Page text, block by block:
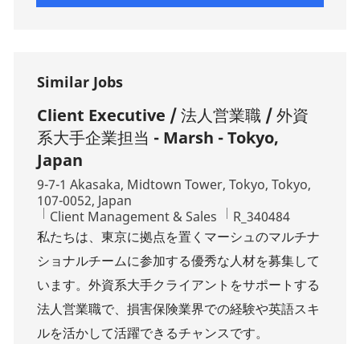
Similar Jobs
Client Executive / 法人営業職 / 外資
系大手企業担当 - Marsh - Tokyo,
Japan
Location
9-7-1 Akasaka, Midtown Tower, Tokyo, Tokyo,
107-0052, Japan
Category
Client Management & Sales Job Id
R_340484
私たちは、東京に拠点を置くマーシュのマルチナ
ショナルチームに参加する優秀な人材を募集して
います。外資系大手クライアントをサポートする
法人営業職で、損害保険業界での経験や英語スキ
ルを活かして活躍できるチャンスです。